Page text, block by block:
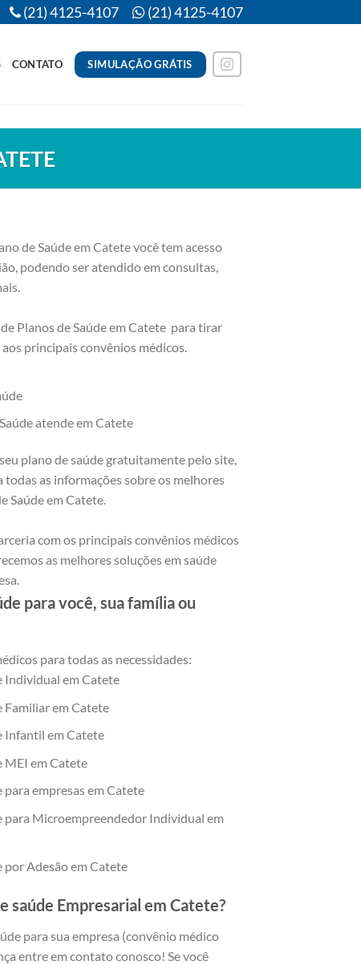
(21) 4125-4107 (21) 4125-4107
CONTATO SIMULAÇÃO GRÁTIS
de Saúde em Catete você tem acesso
podendo ser atendido em consultas,
Planos de Saúde em Catete para tirar
principais convênios médicos.
atende em Catete
plano de saúde gratuitamente pelo site,
as informações sobre os melhores
Saúde em Catete.
com os principais convênios médicos
as melhores soluções em saúde
para você, sua família ou
para todas as necessidades:
Individual em Catete
Familiar em Catete
Infantil em Catete
MEI em Catete
empresas em Catete
para Microempreendedor Individual em
por Adesão em Catete
saúde Empresarial em Catete?
para sua empresa (convênio médico
entre em contato conosco! Se você